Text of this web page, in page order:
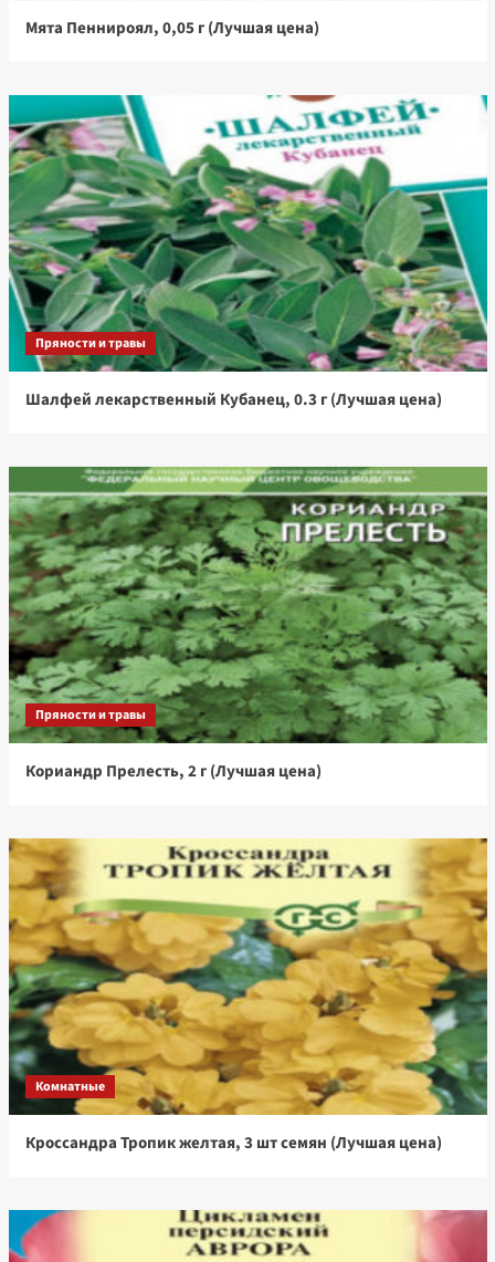
Мята Пеннироял, 0,05 г (Лучшая цена)
Пряности и травы
Шалфей лекарственный Кубанец, 0.3 г (Лучшая цена)
Пряности и травы
Кориандр Прелесть, 2 г (Лучшая цена)
Комнатные
Кроссандра Тропик желтая, 3 шт семян (Лучшая цена)